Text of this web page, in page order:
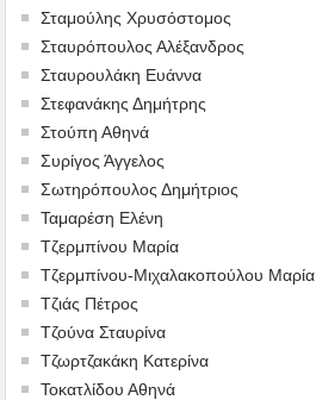
Σταμούλης Χρυσόστομος
Σταυρόπουλος Αλέξανδρος
Σταυρουλάκη Ευάννα
Στεφανάκης Δημήτρης
Στούπη Αθηνά
Συρίγος Άγγελος
Σωτηρόπουλος Δημήτριος
Ταμαρέση Ελένη
Τζερμπίνου Μαρία
Τζερμπίνου-Μιχαλακοπούλου Μαρία
Τζιάς Πέτρος
Τζούνα Σταυρίνα
Τζωρτζακάκη Κατερίνα
Τοκατλίδου Αθηνά